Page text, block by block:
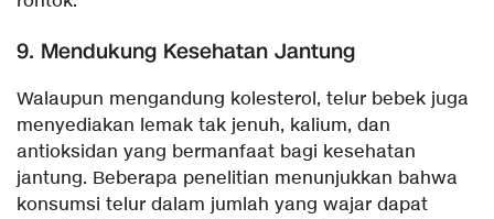
9. Mendukung Kesehatan Jantung
Walaupun mengandung kolesterol, telur bebek juga
menyediakan lemak tak jenuh, kalium, dan
antioksidan yang bermanfaat bagi kesehatan
jantung. Beberapa penelitian menunjukkan bahwa
konsumsi telur dalam jumlah yang wajar dapat